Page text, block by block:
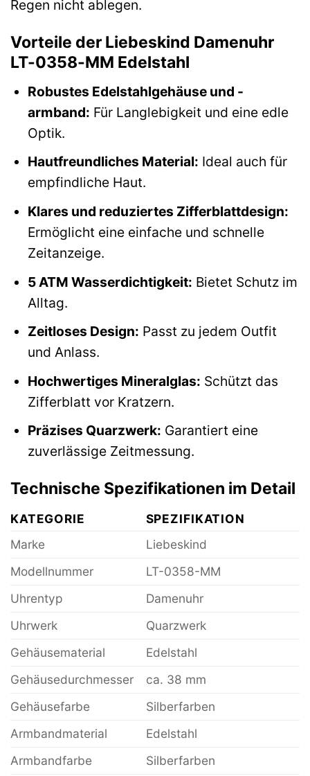
Regen nicht ablegen.
Vorteile der Liebeskind Damenuhr
LT-0358-MM Edelstahl
Robustes Edelstahlgehäuse und -
armband: Für Langlebigkeit und eine edle
Optik.
Hautfreundliches Material: Ideal auch für
empfindliche Haut.
Klares und reduziertes Zifferblattdesign:
Ermöglicht eine einfache und schnelle
Zeitanzeige.
5 ATM Wasserdichtigkeit: Bietet Schutz im
Alltag.
Zeitloses Design: Passt zu jedem Outfit
und Anlass.
Hochwertiges Mineralglas: Schützt das
Zifferblatt vor Kratzern.
Präzises Quarzwerk: Garantiert eine
zuverlässige Zeitmessung.
Technische Spezifikationen im Detail
KATEGORIE
SPEZIFIKATION
Marke
Liebeskind
Modellnummer
LT-0358-MM
Uhrentyp
Damenuhr
Uhrwerk
Quarzwerk
Gehäusematerial
Edelstahl
Gehäusedurchmesser
ca. 38 mm
Gehäusefarbe
Silberfarben
Armbandmaterial
Edelstahl
Armbandfarbe
Silberfarben